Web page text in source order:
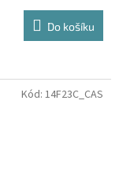
Do košíku
Kód: 14F23C_CAS